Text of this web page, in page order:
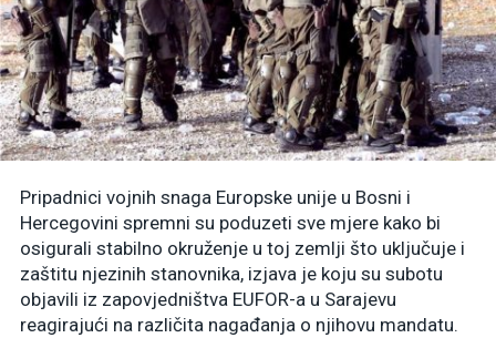
Pripadnici vojnih snaga Europske unije u Bosni i
Hercegovini spremni su poduzeti sve mjere kako bi
osigurali stabilno okruženje u toj zemlji što uključuje i
zaštitu njezinih stanovnika, izjava je koju su subotu
objavili iz zapovjedništva EUFOR-a u Sarajevu
reagirajući na različita nagađanja o njihovu mandatu.